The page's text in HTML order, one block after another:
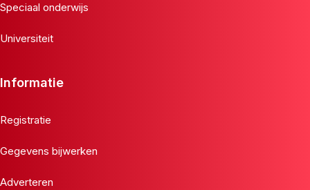
Speciaal onderwijs
Universiteit
Informatie
Registratie
Gegevens bijwerken
Adverteren